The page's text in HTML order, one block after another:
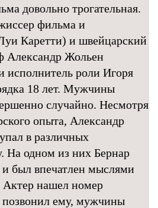
довольно трогательная.
фильма и
Каретти) и швейцарский
Александр Жольен
исполнитель роли Игоря
18 лет. Мужчины
случайно. Несмотря
опыта, Александр
в различных
На одном из них Бернар
был впечатлен мыслями
Актер нашел номер
ему, мужчины